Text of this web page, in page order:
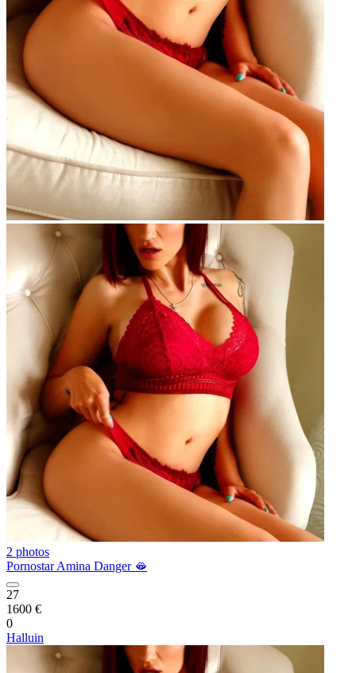
2 photos
Pornostar Amina Danger 🫦
27
1600 €
0
Halluin